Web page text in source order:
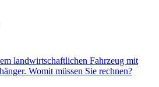
landwirtschaftlichen Fahrzeug mit
Womit müssen Sie rechnen?